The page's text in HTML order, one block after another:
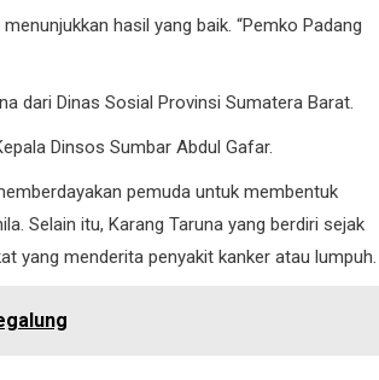
hasil yang baik. “Pemko Padang
dari Dinas Sosial Provinsi Sumatera Barat.
Dinsos Sumbar Abdul Gafar.
pemuda untuk membentuk
Selain itu, Karang Taruna yang berdiri sejak
yang menderita penyakit kanker atau lumpuh.